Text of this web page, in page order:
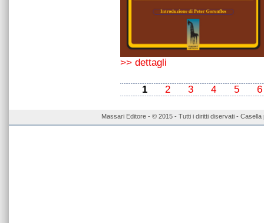
>> dettagli
1 2 3 4 5 6
Massari Editore - © 2015 - Tutti i diritti diservati -